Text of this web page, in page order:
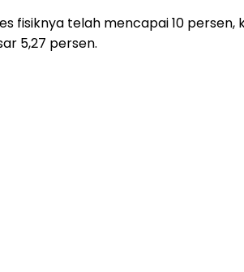
telah mencapai 10 persen,
5,27 persen.